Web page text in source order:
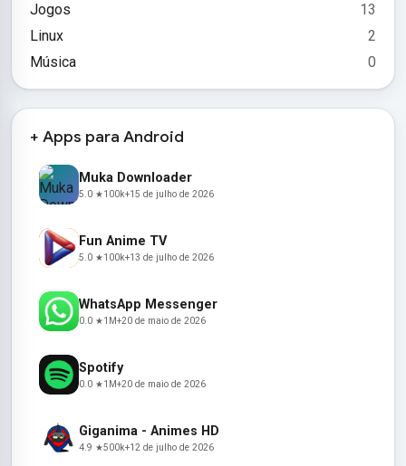
Jogos
13
Linux
2
Música
0
+ Apps para Android
Muka Downloader
5.0 ★100k+15 de julho de 2026
Fun Anime TV
5.0 ★100k+13 de julho de 2026
WhatsApp Messenger
0.0 ★1M+20 de maio de 2026
Spotify
0.0 ★1M+20 de maio de 2026
Giganima - Animes HD
4.9 ★500k+12 de julho de 2026